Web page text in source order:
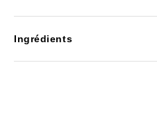
Ingrédients